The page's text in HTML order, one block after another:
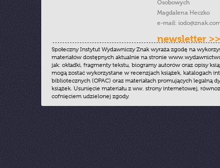
Osobowych
Magdalena Heczko
e-mail:
newsletter >>
Społeczny Instytut Wydawniczy Znak wyraża zgodę na
materiałów dostępnych aktualnie na stronie
jak: okładki, fragmenty tekstu, biogramy autorów oraz opisy
mogą zostać wykorzystane w recenzjach książek, katalogach
bibliotecznych (OPAC) oraz materiałach promujących legalną
książek. Usunięcie materiału z ww. strony internetowej,
cofnięciem udzielonej zgody.